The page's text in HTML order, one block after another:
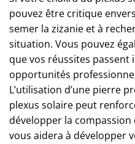
pouvez être critique
semer la zizanie et à
situation. Vous pouvez
que vos réussites passent
opportunités
L’utilisation d’une pierre
plexus solaire peut
développer la compassion
vous aidera à développer